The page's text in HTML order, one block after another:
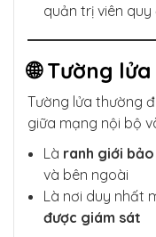
quản trị viên quy
🌐 Tường
Tường lửa thường
giữa mạng nội bộ
Là ranh giới
và bên ngoài
Là nơi duy nhất
được giám sát